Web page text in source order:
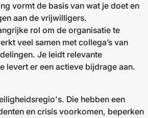
vormt de basis van wat je doet en
aan de vrijwilligers.
rol om de organisatie te
veel samen met collega’s van
Je leidt relevante
levert er een actieve bijdrage aan.
Die hebben een
en crisis voorkomen, beperken